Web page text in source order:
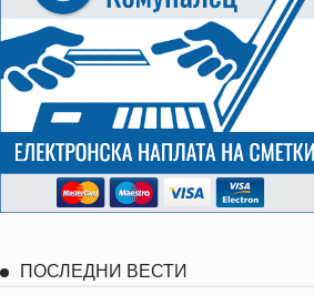
ПОСЛЕДНИ ВЕСТИ